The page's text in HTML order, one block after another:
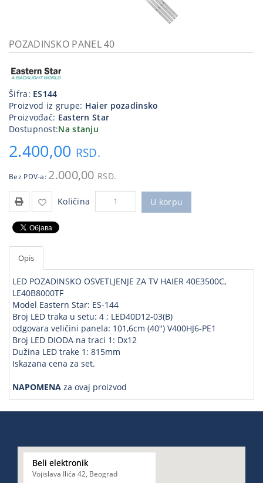
priključci
tehnika
Poslovna
oprema,računari
program
POZADINSKO PANEL 40
Šifra: ES144
Proizvod iz grupe: Haier pozadinsko
Proizvođač: Eastern Star
Dostupnost:Na stanju
2.400,00 RSD.
Bez PDV-a: 2.000,00 RSD.
Količina U korpu
Opis
LED POZADINSKO OSVETLJENJE ZA TV HAIER 40E3500C,
LE40B8000TF
Model Eastern Star: ES-144
Broj LED traka u setu: 4 ; LED40D12-03(B)
odgovara veličini panela: 101,6cm (40") V400HJ6-PE1
Broj LED DIODA na traci 1: Dx12
Dužina LED trake 1: 815mm
Iskazana cena za set.
NAPOMENA za ovaj proizvod
Beli elektronik
Vojislava Ilića 42, Beograd